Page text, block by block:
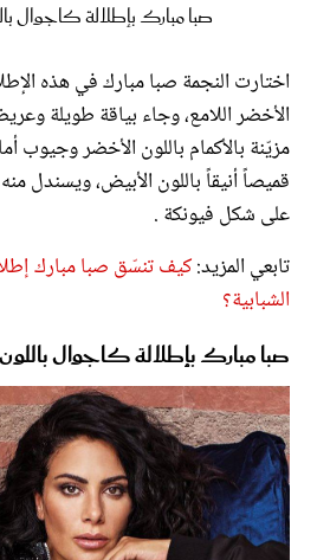
صبا مبارك بإطلالة كاجوال
اختارت النجمة صبا مبارك في هذه
الأخضر اللامع، وجاء بياقة طويلة
مزيّنة بالأكمام باللون الأخضر وجيوب
قميصاً أنيقاً باللون الأبيض، ويسندل
على شكل فيونكة .
تابعي المزيد:كيف تنسّق صبا مبارك
الشبابية؟
صبا مبارك بإطلالة كاجوال